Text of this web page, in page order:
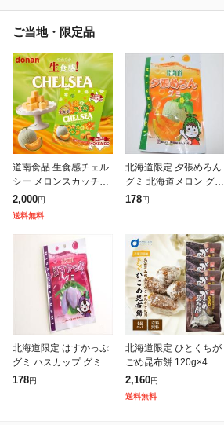
ご当地・限定品
道南食品 生食感チェル
シー メロンスカッチ味
標準21粒入 90g 送料無
料 北海道産 ご当地 キ
ャラメル 地域限定 大人
気 定
2,000円
送料無料
北海道限定 夕張めろん
グミ 北海道メロン グミ
ご当地グミ 北海道スイ
味 お取り寄
178円
北海道限定 はすかっぷ
グミ ハスカップ グミ
北海道スイーツ ご当地
178円
北海道限定 ひとくちが
ごめ昆布餅 120g×4袋
セット 天狗堂宝船 個包
装 ソフトキャンディ 昆
布餅 がごめ昆布 北海道
2,160円
送料無料